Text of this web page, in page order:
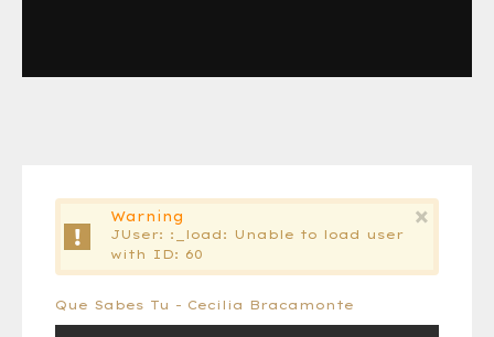
×
Warning
JUser: :_load: Unable to load user
with ID: 60
Que Sabes Tu - Cecilia Bracamonte